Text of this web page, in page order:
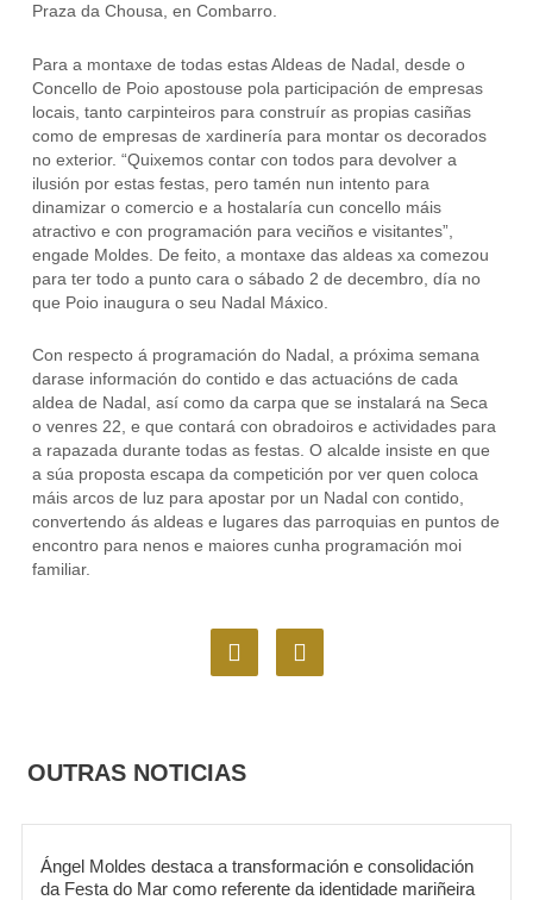
Praza da Chousa, en Combarro.
Para a montaxe de todas estas Aldeas de Nadal, desde o
Concello de Poio apostouse pola participación de empresas
locais, tanto carpinteiros para construír as propias casiñas
como de empresas de xardinería para montar os decorados
no exterior. “Quixemos contar con todos para devolver a
ilusión por estas festas, pero tamén nun intento para
dinamizar o comercio e a hostalaría cun concello máis
atractivo e con programación para veciños e visitantes”,
engade Moldes. De feito, a montaxe das aldeas xa comezou
para ter todo a punto cara o sábado 2 de decembro, día no
que Poio inaugura o seu Nadal Máxico.
Con respecto á programación do Nadal, a próxima semana
darase información do contido e das actuacións de cada
aldea de Nadal, así como da carpa que se instalará na Seca
o venres 22, e que contará con obradoiros e actividades para
a rapazada durante todas as festas. O alcalde insiste en que
a súa proposta escapa da competición por ver quen coloca
máis arcos de luz para apostar por un Nadal con contido,
convertendo ás aldeas e lugares das parroquias en puntos de
encontro para nenos e maiores cunha programación moi
familiar.
F
a
o
o
I
n
m
OUTRAS NOTICIAS
Ángel Moldes destaca a transformación e consolidación
da Festa do Mar como referente da identidade mariñeira